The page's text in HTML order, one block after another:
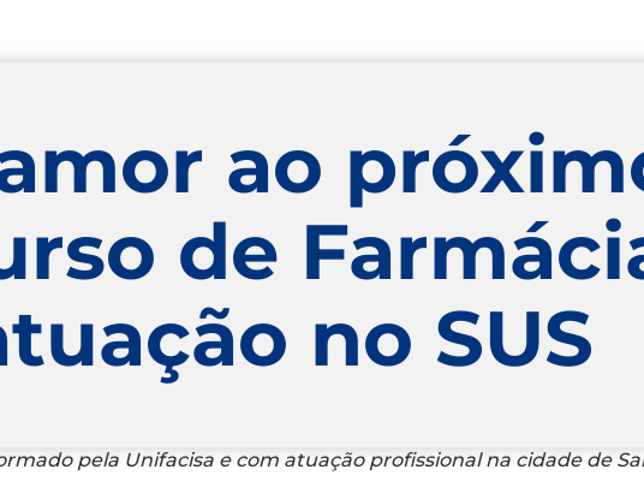
ao
de
no SUS
pela Unifacisa e com atuação profissional na cidade de